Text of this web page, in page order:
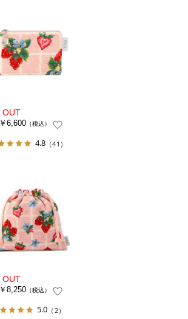
￥6,600（税込）
4.8 （41）
￥8,250（税込）
5.0 （2）